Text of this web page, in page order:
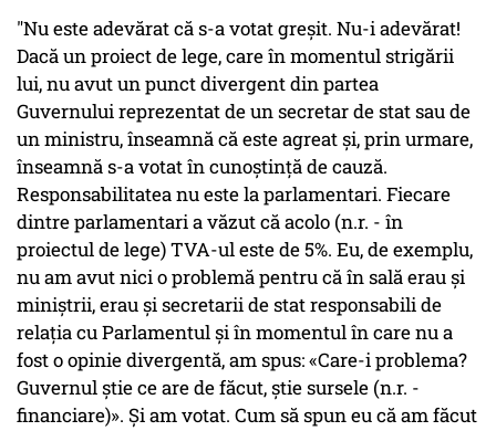
"Nu este adevărat că s-a votat greşit. Nu-i adevărat!
Dacă un proiect de lege, care în momentul strigării
lui, nu avut un punct divergent din partea
Guvernului reprezentat de un secretar de stat sau de
un ministru, înseamnă că este agreat şi, prin urmare,
înseamnă s-a votat în cunoştinţă de cauză.
Responsabilitatea nu este la parlamentari. Fiecare
dintre parlamentari a văzut că acolo (n.r. - în
proiectul de lege) TVA-ul este de 5%. Eu, de exemplu,
nu am avut nici o problemă pentru că în sală erau şi
miniştrii, erau şi secretarii de stat responsabili de
relaţia cu Parlamentul şi în momentul în care nu a
fost o opinie divergentă, am spus: «Care-i problema?
Guvernul ştie ce are de făcut, ştie sursele (n.r. -
financiare)». Şi am votat. Cum să spun eu că am făcut